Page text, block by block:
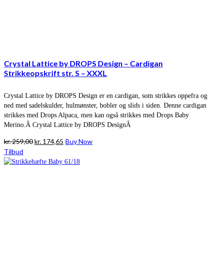
Crystal Lattice by DROPS Design – Cardigan
Strikkeopskrift str. S – XXXL
Crystal Lattice by DROPS Design er en cardigan, som strikkes oppefra og
ned med sadelskulder, hulmønster, bobler og slids i siden. Denne cardigan
strikkes med Drops Alpaca, men kan også strikkes med Drops Baby
Merino.Â Crystal Lattice by DROPS DesignÂ
kr.259,00Den
pris
kr. 174,65 Den
pris
Buy Now
Tilbud